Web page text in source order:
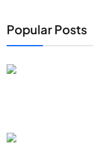
Popular Posts